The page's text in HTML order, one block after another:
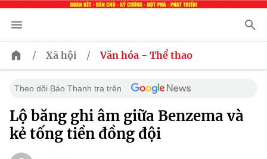
/ Xã hội / Văn hóa - Thể thao
Theo dõi Báo Thanh tra trên
Lộ băng ghi âm giữa Benzema và
kẻ tống tiền đồng đội